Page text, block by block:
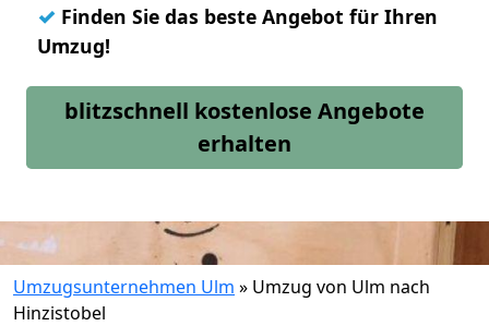
✓ Finden Sie das beste Angebot für Ihren
Umzug!
blitzschnell kostenlose Angebote
erhalten
Umzugsunternehmen Ulm » Umzug von Ulm nach
Hinzistobel